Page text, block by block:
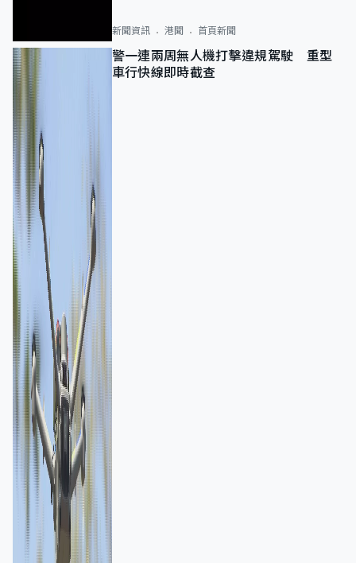
新聞資訊 港聞 首頁新聞
警一連兩周無人機打擊違規駕駛 重型
車行快線即時截查